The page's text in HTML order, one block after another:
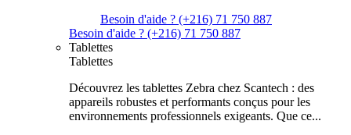
Besoin d'aide ? (+216) 71 750 887
Besoin d'aide ? (+216) 71 750 887
Tablettes
Tablettes
Découvrez les tablettes Zebra chez Scantech : des
appareils robustes et performants conçus pour les
environnements professionnels exigeants. Que ce...